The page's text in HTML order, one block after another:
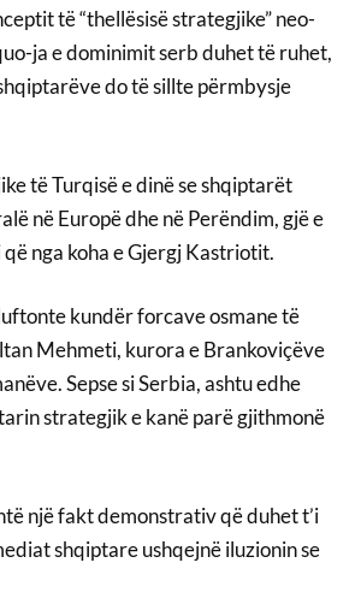
të “thellësisë strategjike” neo-
ja e dominimit serb duhet të ruhet,
do të sillte përmbysje
të Turqisë e dinë se shqiptarët
në Europë dhe në Perëndim, gjë e
nga koha e Gjergj Kastriotit.
kundër forcave osmane të
Mehmeti, kurora e Brankoviçëve
Sepse si Serbia, ashtu edhe
strategjik e kanë parë gjithmonë
një fakt demonstrativ që duhet t’i
shqiptare ushqejnë iluzionin se